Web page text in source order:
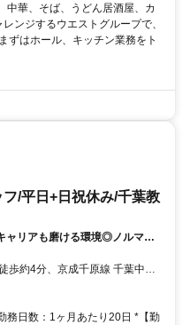
中華、そば、うどん居酒屋、カ
ンジするウエストグループで、
ずはホール、キッチン業務をト
フ/平日+日祝休み/千葉教
ャリアも磨ける環境◎ノルマな
歩約4分、京成千原線 千葉中央
東口徒歩約5分
務日数：1ヶ月あたり20日 *【勤